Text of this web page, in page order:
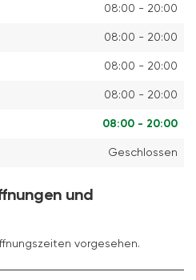
08:00 - 20:00
08:00 - 20:00
08:00 - 20:00
08:00 - 20:00
08:00 - 20:00
Geschlossen
und
vorgesehen.